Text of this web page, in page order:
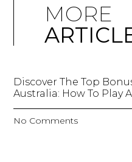
MORE
Discover The Top
Australia: How To Play
No Comments